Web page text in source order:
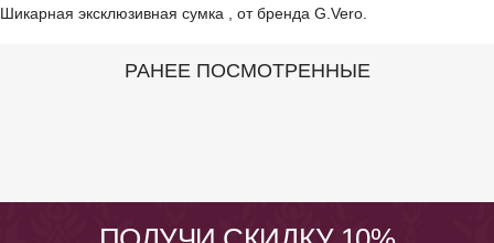
Шикарная эксклюзивная сумка , от бренда G.Vero.
РАНЕЕ ПОСМОТРЕННЫЕ